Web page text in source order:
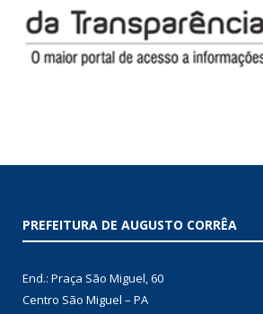
PREFEITURA DE AUGUSTO CORRÊA
End.: Praça São Miguel, 60
Centro São Miguel – PA